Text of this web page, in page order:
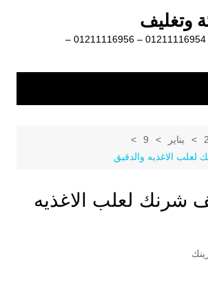
وتغليف
ماكينات تعبئة وتغليف 01211116954 – 01211116956 –
يناير
9
لعلب الاغذيه والدقيق
شرنك لعلب الاغذيه